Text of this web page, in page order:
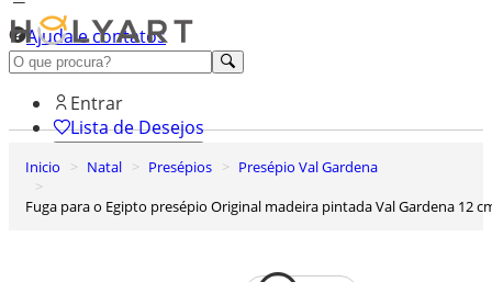
Ajuda e contatos
Conheça premium
Entrar
Lista de Desejos
Inicio Natal Presépios
Presépio Val Gardena
Fuga para o Egipto presépio Original madeira pintada Val Gardena 12